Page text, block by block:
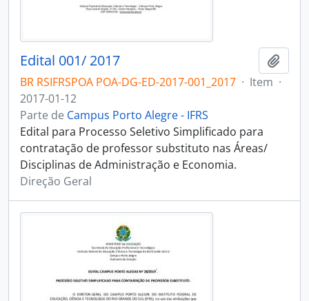
Edital 001/ 2017
BR RSIFRSPOA POA-DG-ED-2017-001_2017 · Item ·
2017-01-12
Parte de Campus Porto Alegre - IFRS
Edital para Processo Seletivo Simplificado para
contratação de professor substituto nas Áreas/
Disciplinas de Administração e Economia.
Direção Geral